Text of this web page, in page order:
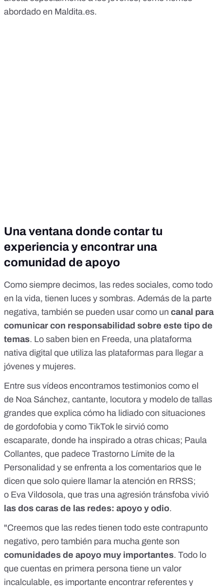
abordado en Maldita.es.
Una ventana donde contar tu
experiencia y encontrar una
comunidad de apoyo
Como siempre decimos, las redes sociales, como todo
en la vida, tienen luces y sombras. Además de la parte
negativa, también se pueden usar como un canal para
comunicar con responsabilidad sobre este tipo de
temas. Lo saben bien en Freeda, una plataforma
nativa digital que utiliza las plataformas para llegar a
jóvenes y mujeres.
Entre sus vídeos encontramos testimonios como el
de Noa Sánchez, cantante, locutora y modelo de tallas
grandes que explica cómo ha lidiado con situaciones
de gordofobia y como TikTok le sirvió como
escaparate, donde ha inspirado a otras chicas; Paula
Collantes, que padece Trastorno Límite de la
Personalidad y se enfrenta a los comentarios que le
dicen que solo quiere llamar la atención en RRSS;
o Eva Vildosola, que tras una agresión tránsfoba vivió
las dos caras de las redes: apoyo y odio.
"Creemos que las redes tienen todo este contrapunto
negativo, pero también para mucha gente son
comunidades de apoyo muy importantes. Todo lo
que cuentas en primera persona tiene un valor
incalculable, es importante encontrar referentes y